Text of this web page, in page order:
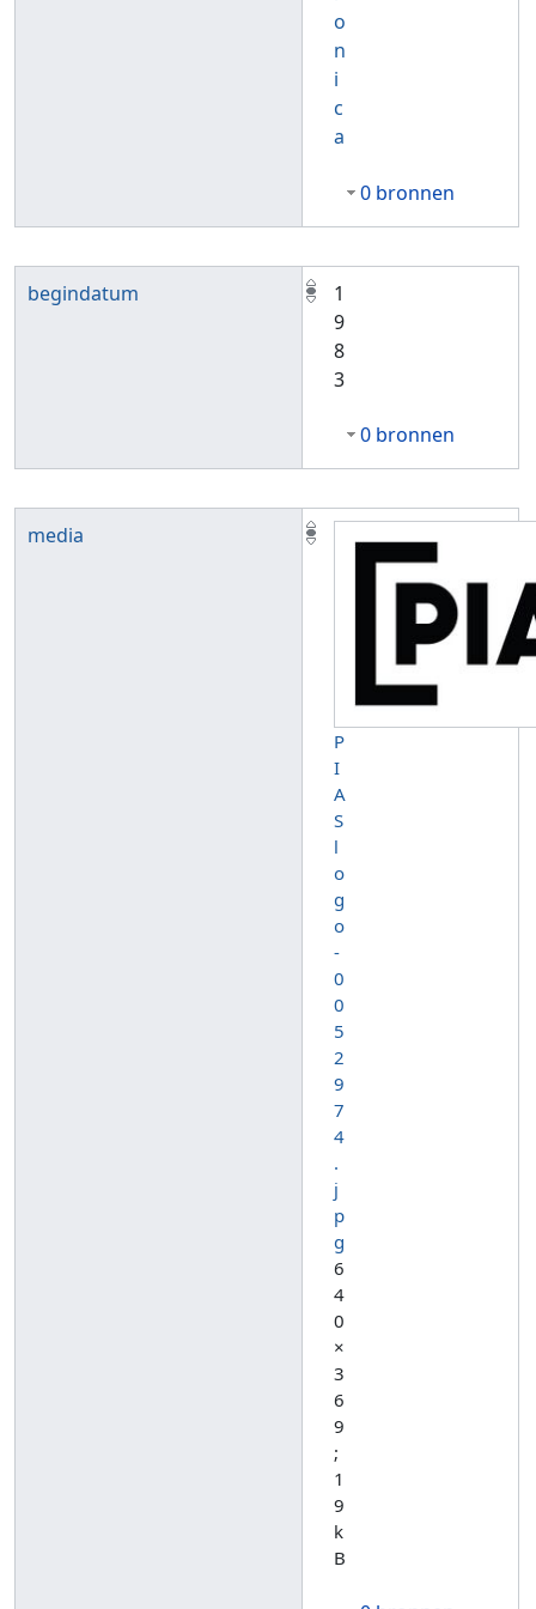
o
n
i
c
a
0 bronnen
begindatum
1
9
8
3
0 bronnen
media
P
I
A
S
l
o
g
o
-
0
0
5
2
9
7
4
.
j
p
g
6
4
0
×
3
6
9
;
1
9
k
B